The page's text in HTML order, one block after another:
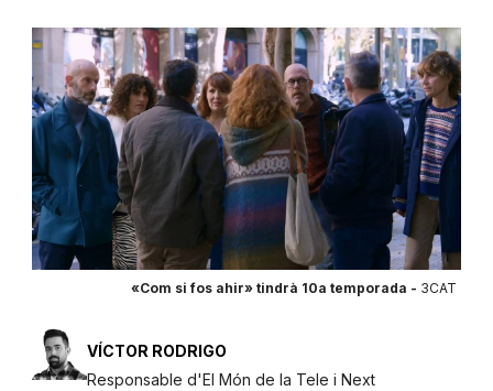
«Com si fos ahir» tindrà 10a temporada - 3CAT
VÍCTOR RODRIGO
Responsable d'El Món de la Tele i Next